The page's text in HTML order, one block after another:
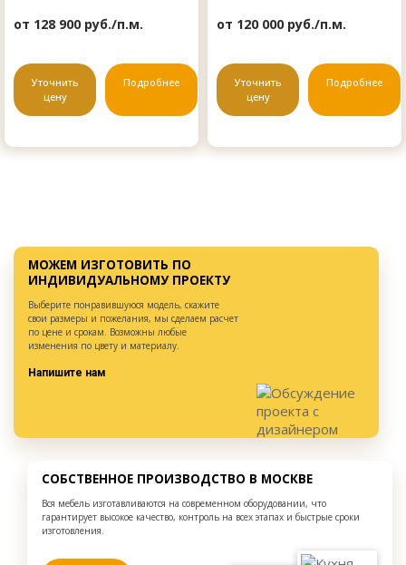
от 128 900 руб./п.м.
Уточнить
цену
Подробнее
от 120 000 руб./п.м.
Уточнить
цену
Подробнее
МОЖЕМ ИЗГОТОВИТЬ ПО
ИНДИВИДУАЛЬНОМУ ПРОЕКТУ
Выберите понравившуюся модель, скажите
свои размеры и пожелания, мы сделаем расчет
по цене и срокам. Возможны любые
изменения по цвету и материалу.
Напишите нам
СОБСТВЕННОЕ ПРОИЗВОДСТВО В МОСКВЕ
Вся мебель изготавливаются на современном оборудовании, что
гарантирует высокое качество, контроль на всех этапах и быстрые сроки
изготовления.